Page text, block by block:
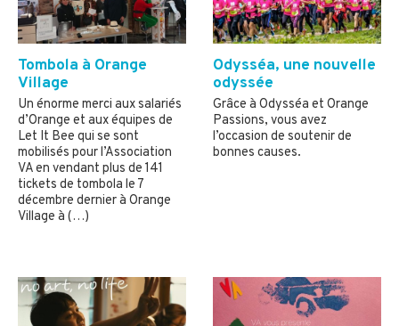
Tombola à Orange
Village
Un énorme merci aux salariés
d’Orange et aux équipes de
Let It Bee qui se sont
mobilisés pour l’Association
VA en vendant plus de 141
tickets de tombola le 7
décembre dernier à Orange
Village à (…)
Odysséa, une nouvelle
odyssée
Grâce à Odysséa et Orange
Passions, vous avez
l’occasion de soutenir de
bonnes causes.